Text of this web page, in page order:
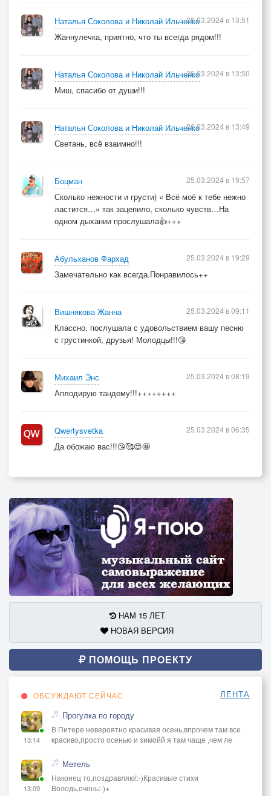
Наталья Соколова и Николай Ильченко
Жаннулечка, приятно, что ты всегда рядом!!!
26.03.2024 в 13:51
Наталья Соколова и Николай Ильченко
Миш, спасибо от души!!!
26.03.2024 в 13:50
Наталья Соколова и Николай Ильченко
Светань, всё взаимно!!!
26.03.2024 в 13:49
Боцман
Сколько нежности и грусти) « Всё моё к тебе нежно
ластится…» так зацепило, сколько чувств…На
одном дыхании прослушала👍+++
25.03.2024 в 19:57
Абульханов Фархад
Замечательно как всегда.Понравилось++
25.03.2024 в 19:29
Вишнякова Жанна
Классно, послушала с удовольствием вашу песню
с грустинкой, друзья! Молодцы!!!😘
25.03.2024 в 09:11
Михаил Энс
Аплодирую тандему!!!++++++++
25.03.2024 в 08:19
Qwertysvetka
Да обожаю вас!!!😘🥰😍🤩
25.03.2024 в 06:35
НАМ 15 ЛЕТ
НОВАЯ ВЕРСИЯ
ПОМОЩЬ ПРОЕКТУ
ОБСУЖДАЮТ СЕЙЧАС ЛЕНТА
13:14
Прогулка по городу
В Питере невероятно красивая осень,впрочем там все
красиво,просто осенью и зимойй я там чаще ,чем ле
13:09
Метель
Наконец то,поздравляю!:-)Красивые стихи
Володь,очень:-)+